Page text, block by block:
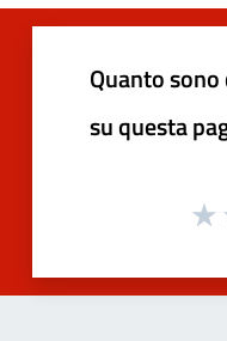
Quanto
su questa